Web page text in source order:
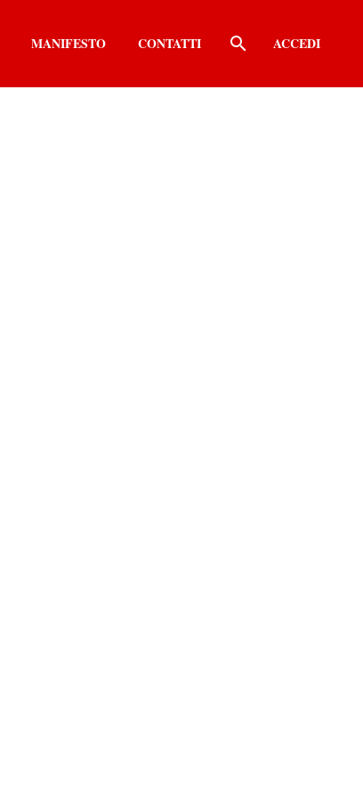
MANIFESTO CONTATTI ACCEDI